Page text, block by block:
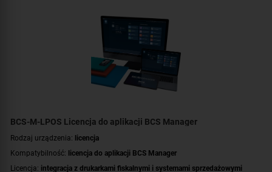
BCS-M-LPOS Licencja do aplikacji BCS Manager
Rodzaj urządzenia: licencja
Kompatybilność: licencja do aplikacji BCS Manager
Licencja: integracja z drukarkami fiskalnymi i systemami sprzedażowymi